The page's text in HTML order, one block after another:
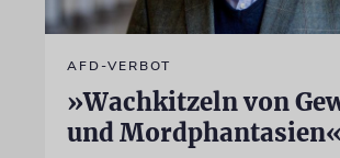
AFD-VERBOT
»Wachkitzeln von
und Mordphantasien«